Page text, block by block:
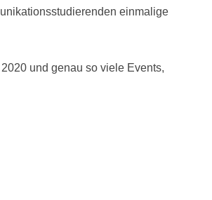
einmalige
und genau so viele Events,